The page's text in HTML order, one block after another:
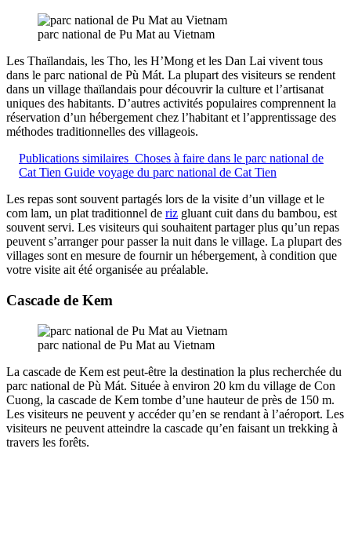
parc national de Pu Mat au Vietnam
Les Thaïlandais, les Tho, les H’Mong et les Dan Lai vivent tous
dans le parc national de Pù Mát. La plupart des visiteurs se rendent
dans un village thaïlandais pour découvrir la culture et l’artisanat
uniques des habitants. D’autres activités populaires comprennent la
réservation d’un hébergement chez l’habitant et l’apprentissage des
méthodes traditionnelles des villageois.
Publications similaires Choses à faire dans le parc national de
Cat Tien Guide voyage du parc national de Cat Tien
Les repas sont souvent partagés lors de la visite d’un village et le
com lam, un plat traditionnel de riz gluant cuit dans du bambou, est
souvent servi. Les visiteurs qui souhaitent partager plus qu’un repas
peuvent s’arranger pour passer la nuit dans le village. La plupart des
villages sont en mesure de fournir un hébergement, à condition que
votre visite ait été organisée au préalable.
Cascade de Kem
parc national de Pu Mat au Vietnam
La cascade de Kem est peut-être la destination la plus recherchée du
parc national de Pù Mát. Située à environ 20 km du village de Con
Cuong, la cascade de Kem tombe d’une hauteur de près de 150 m.
Les visiteurs ne peuvent y accéder qu’en se rendant à l’aéroport. Les
visiteurs ne peuvent atteindre la cascade qu’en faisant un trekking à
travers les forêts.